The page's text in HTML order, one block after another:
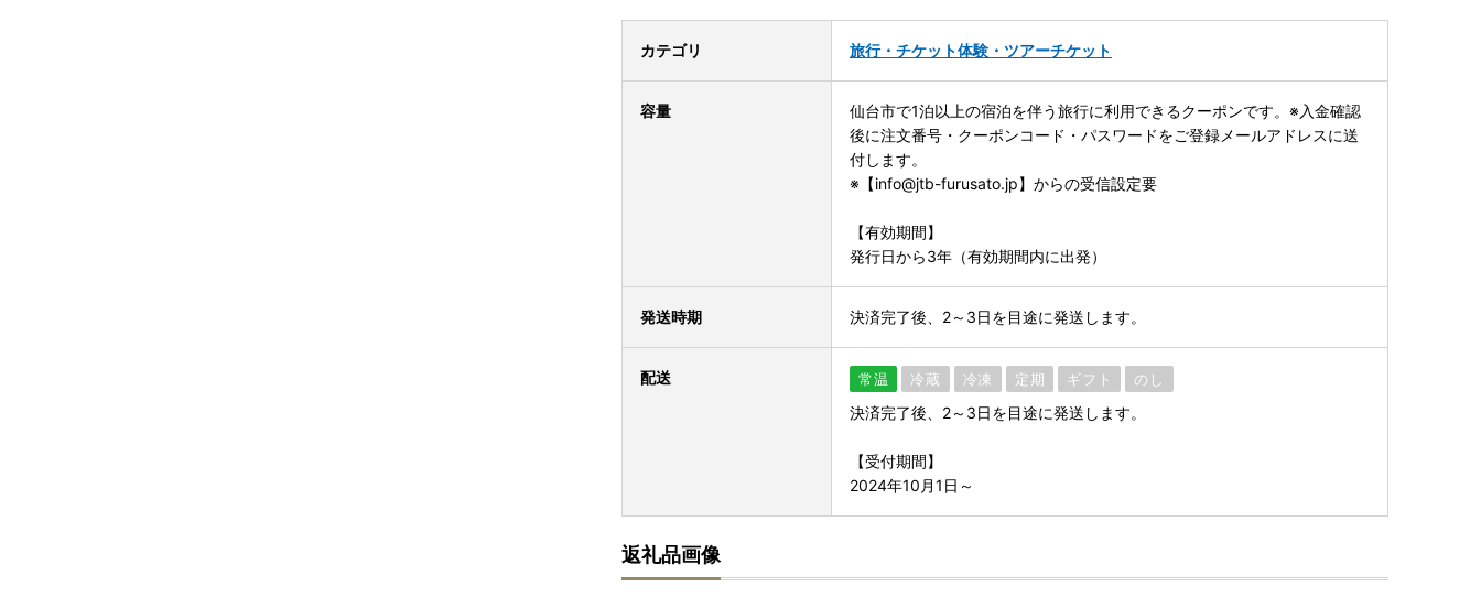
カテゴリ 旅行・チケット体験・ツアーチケット
容量
仙台市で1泊以上の宿泊を伴う旅行に利用できるクーポンです。※入金確認
後に注文番号・クーポンコード・パスワードをご登録メールアドレスに送
付します。
※【info@jtb-furusato.jp】からの受信設定要
【有効期間】
発行日から3年（有効期間内に出発）
発送時期 決済完了後、2～3日を目途に発送します。
配送 常温 冷蔵 冷凍 定期 ギフト のし
決済完了後、2～3日を目途に発送します。
【受付期間】
2024年10月1日～
返礼品画像